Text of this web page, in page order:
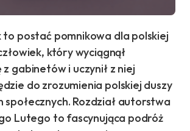
to postać pomnikowa dla polskiej
który wyciągnął
gabinetów i uczynił z niej
do zrozumienia polskiej duszy
społecznych. Rozdział autorstwa
Lutego to fascynująca podróż